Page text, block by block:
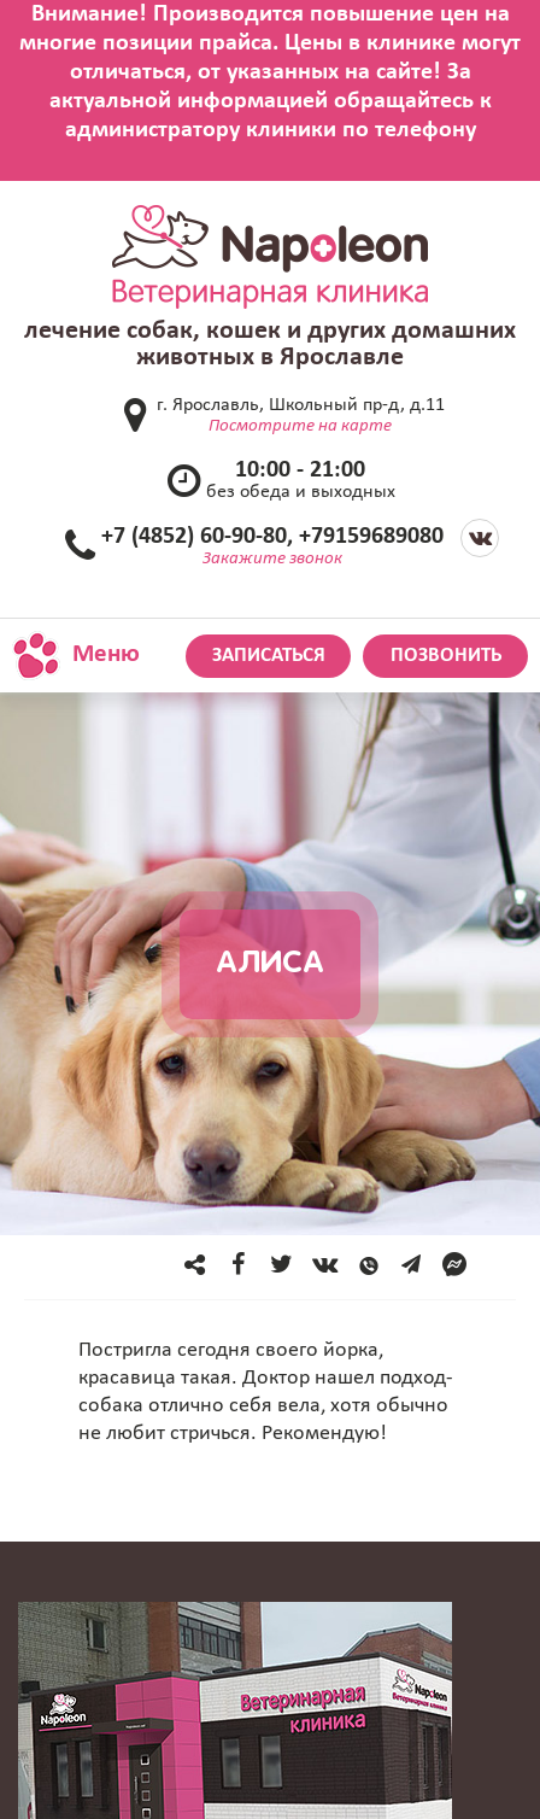
лечение собак, кошек и других домашних
животных в Ярославле
г. Ярославль, Школьный пр-д, д.11
Посмотрите на карте
10:00 - 21:00
без обеда и выходных
+7 (4852) 60-90-80, +79159689080
Закажите звонок
Меню ЗАПИСАТЬСЯ ПОЗВОНИТЬ
АЛИСА
Постригла сегодня своего йорка,
красавица такая. Доктор нашел подход-
собака отлично себя вела, хотя обычно
не любит стричься. Рекомендую!